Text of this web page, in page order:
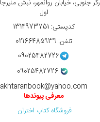
اول
کدپستی: 1314973751
تلفن: 02166485939
09025482726
09025482726
akhtaranbook@yahoo.com
معرفی پیوندها
فروشگاه کتاب اختران